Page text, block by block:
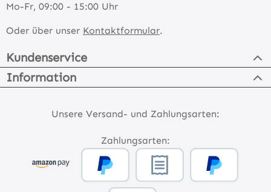
Mo-Fr, 09:00 - 15:00 Uhr
Oder über unser Kontaktformular.
Kundenservice
Information
Unsere Versand- und Zahlungsarten:
Zahlungsarten: